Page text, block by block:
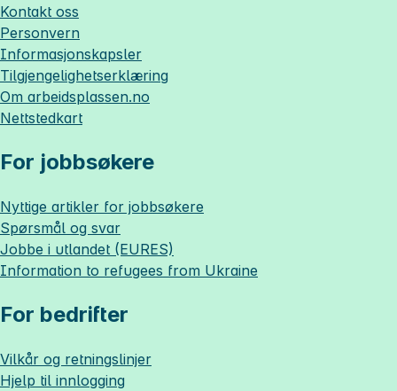
Kontakt oss
Personvern
Informasjonskapsler
Tilgjengelighetserklæring
Om arbeidsplassen.no
Nettstedkart
For jobbsøkere
Nyttige artikler for jobbsøkere
Spørsmål og svar
Jobbe i utlandet (EURES)
Information to refugees from Ukraine
For bedrifter
Vilkår og retningslinjer
Hjelp til innlogging